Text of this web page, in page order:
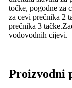
točke, pogodne za
za cevi prečnika 2
prečnika 3
vodovodnih cijevi.
Proizvodni